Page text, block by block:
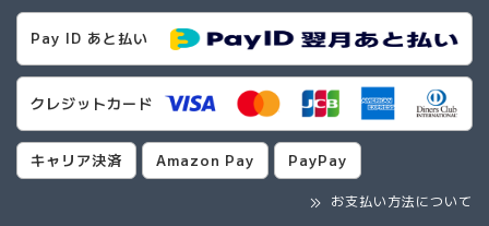
Pay ID あと払い
クレジットカード
キャリア決済 Amazon Pay PayPay
お支払い方法について